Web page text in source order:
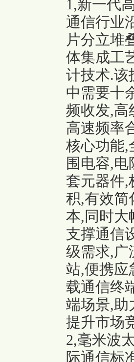
1,新一代
通信行业
片分立堆
体集成工
计技术.该
中需要十
频收发,高
高速频率
核心功能,
围电容,
套元器件,
积,有效简
本,同时大
支撑通信
级需求,广
站,便携应
载通信终
端场景,助
提升市场
2,毫米波
际通信标